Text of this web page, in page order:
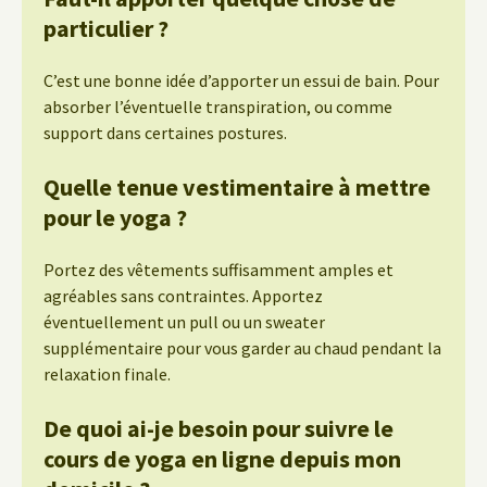
particulier ?
C’est une bonne idée d’apporter un essui de bain. Pour
absorber l’éventuelle transpiration, ou comme
support dans certaines postures.
Quelle tenue vestimentaire à mettre
pour le yoga ?
Portez des vêtements suffisamment amples et
agréables sans contraintes. Apportez
éventuellement un pull ou un sweater
supplémentaire pour vous garder au chaud pendant la
relaxation finale.
De quoi ai-je besoin pour suivre le
cours de yoga en ligne depuis mon